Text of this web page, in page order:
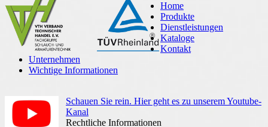
Home
Produkte
Dienstleistungen
Kataloge
Kontakt
Unternehmen
Wichtige Informationen
Schauen Sie rein. Hier geht es zu unserem Youtube-
Kanal
Rechtliche Informationen